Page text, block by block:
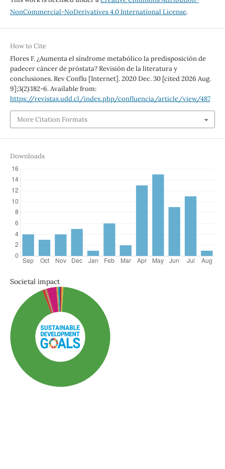
NonCommercial-NoDerivatives 4.0 International License.
How to Cite
Flores F. ¿Aumenta el síndrome metabólico la predisposición de
padecer cáncer de próstata? Revisión de la literatura y
conclusiones. Rev Conflu [Internet]. 2020 Dec. 30 [cited 2026 Aug.
9];3(2):182-6. Available from:
https://revistas.udd.cl/index.php/confluencia/article/view/487
More Citation Formats
Downloads
Societal impact